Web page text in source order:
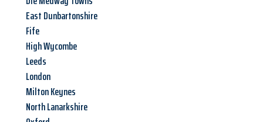
East Dunbartonshire
Fife
High Wycombe
Leeds
London
Milton Keynes
North Lanarkshire